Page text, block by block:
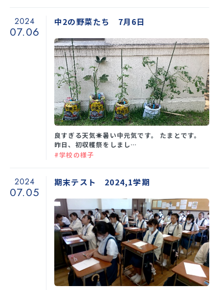
2024
07.06
中2の野菜たち 7月6日
良すぎる天気☀暑い中元気です。 たまとです。
昨日、初収穫祭をしまし…
#学校の様子
2024
07.05
期末テスト 2024,1学期